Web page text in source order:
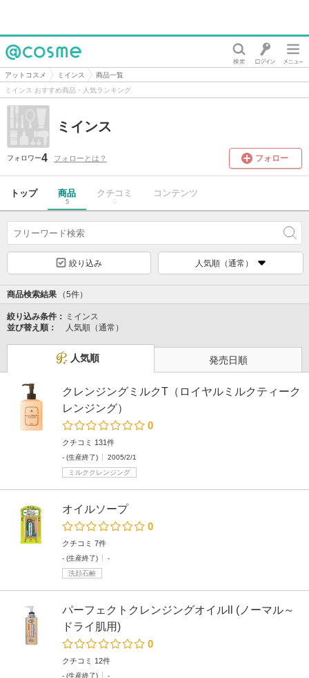
@cosme
アットコスメ ミインス
商品一覧
ミインス おすすめ商品・人気ランキング
ミインス
フォロワー4 フォローとは？ フォロー
トップ 商品
5
クチコミ
0
コンテンツ
絞り込み 人気順（通常）
商品検索結果 （5件）
絞り込み条件： ミインス
並び替え順：
人気順（通常）
人気順 発売日順
クレンジングミルクT（ロイヤルミルクティーク
レンジング）
0
クチコミ 131件
- (生産終了)
2005/2/1
ミルククレンジング
オイルソープ
0
クチコミ 7件
- (生産終了)
-
洗顔石鹸
パーフェクトクレンジングオイルll (ノーマル～
ドライ肌用)
0
クチコミ 12件
- (生産終了)
-